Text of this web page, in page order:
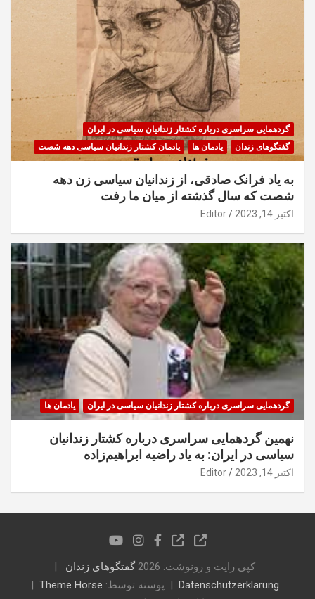
گردهمایی سراسری درباره کشتار زندانیان سیاسی در ایران
گفتگوهای زندان
یادمان ها یادمان کشتار زندانیان سیاسی دهه شصت
به یاد فرانک صادقی، از زندانیان سیاسی زن دهه
شصت که سال گذشته از میان ما رفت
اکتبر 14, 2023 Editor
گردهمایی سراسری درباره کشتار زندانیان سیاسی در ایران یادمان ها
نهمین گردهمایی سراسری درباره کشتار زندانیان
سیاسی در ایران: به یاد راضیه ابراهیم‌زاده
اکتبر 14, 2023 Editor
کپی رایت و رونوشت: 2026
گفتگوهای زندان
Datenschutzerklärung
پوسته توسط: Theme Horse